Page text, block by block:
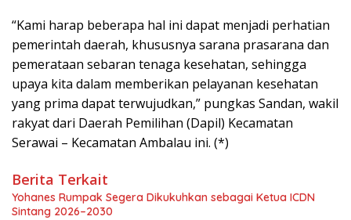
“Kami harap beberapa hal ini dapat menjadi perhatian
pemerintah daerah, khususnya sarana prasarana dan
pemerataan sebaran tenaga kesehatan, sehingga
upaya kita dalam memberikan pelayanan kesehatan
yang prima dapat terwujudkan,” pungkas Sandan, wakil
rakyat dari Daerah Pemilihan (Dapil) Kecamatan
Serawai – Kecamatan Ambalau ini. (*)
Berita Terkait
Yohanes Rumpak Segera Dikukuhkan sebagai Ketua ICDN
Sintang 2026–2030